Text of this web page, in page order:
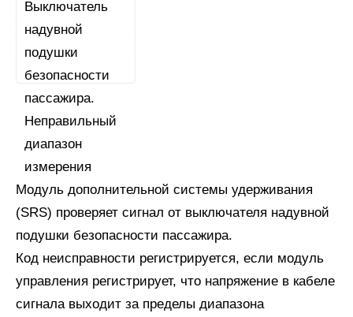
Модуль дополнительной системы удерживания
(SRS) проверяет сигнал от выключателя надувной
подушки безопасности пассажира.
Код неисправности регистрируется, если модуль
управления регистрирует, что напряжение в кабеле
сигнала выходит за пределы диапазона